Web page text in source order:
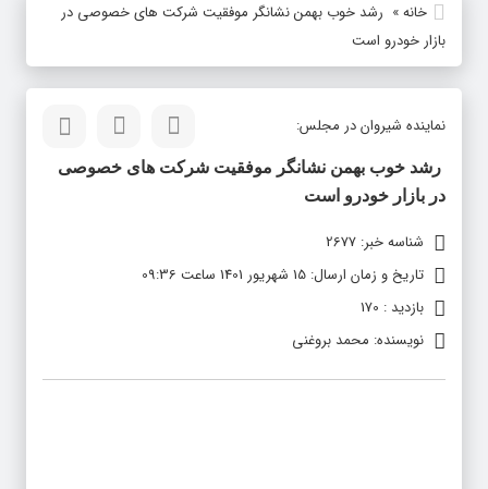
خانه» رشد خوب بهمن نشانگر موفقیت شرکت های خصوصی در
بازار خودرو است
نماینده شیروان در مجلس:
رشد خوب بهمن نشانگر موفقیت شرکت های خصوصی
در بازار خودرو است
شناسه خبر: 2677
تاریخ و زمان ارسال: 15 شهریور 1401 ساعت 09:36
بازدید : 170
نویسنده: محمد بروغنی